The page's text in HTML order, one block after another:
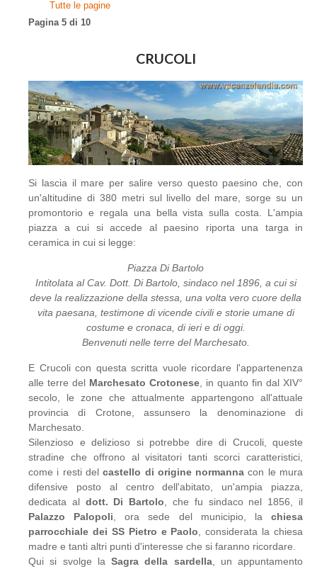
Tutte le pagine
Pagina 5 di 10
CRUCOLI
Si lascia il mare per salire verso questo paesino che, con
un'altitudine di 380 metri sul livello del mare, sorge su un
promontorio e regala una bella vista sulla costa. L'ampia
piazza a cui si accede al paesino riporta una targa in
ceramica in cui si legge:
Piazza Di Bartolo
Intitolata al Cav. Dott. Di Bartolo, sindaco nel 1896, a cui si
deve la realizzazione della stessa, una volta vero cuore della
vita paesana, testimone di vicende civili e storie umane di
costume e cronaca, di ieri e di oggi.
Benvenuti nelle terre del Marchesato.
E Crucoli con questa scritta vuole ricordare l'appartenenza
alle terre del Marchesato Crotonese , in quanto fin dal XIV°
secolo, le zone che attualmente appartengono all'attuale
provincia di Crotone, assunsero la denominazione di
Marchesato.
Silenzioso e delizioso si potrebbe dire di Crucoli, queste
stradine che offrono al visitatori tanti scorci caratteristici,
come i resti delcastello di origine normanna con le mura
difensive posto al centro dell'abitato, un'ampia piazza,
dedicata al dott. Di Bartolo , che fu sindaco nel 1856, il
Palazzo Palopoli , ora sede del municipio, lachiesa
parrocchiale dei SS Pietro e Paolo , considerata la chiesa
madre e tanti altri punti d'interesse che si faranno ricordare.
Qui si svolge la Sagra della sardella, un appuntamento